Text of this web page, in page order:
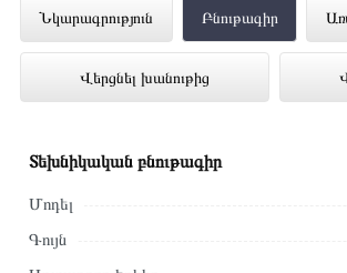
Նկարագրություն Բնութագիր
Վերցնել խանութից
Ներկառուցվող Սպասք
GORENJE GV561D10
Technomix առցանց խանութում
Տեխնիկական բնութագիր
Մոդել
Գույն